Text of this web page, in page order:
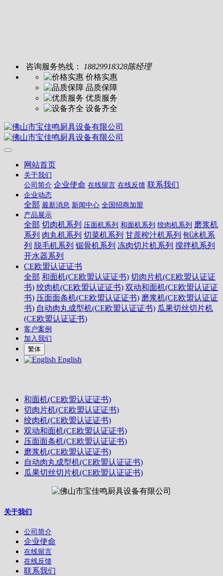
咨询服务热线：
18829918328陈经理
价格实惠
品质保障
优质服务
设备齐全
网站首页
关于我们
公司简介 企业使命 在线留言 在线反馈 联系我们
企业动态
全部 最新消息 新闻中心 全国招商加盟
产品展示
全部 切肉机系列 压面机系列 和面机系列 绞肉机系列 磨浆机
系列 肉丸机系列 切菜机系列 甘蔗榨汁机系列 刨冰机系
列 脱毛机系列 锯骨机系列 冻肉切片机系列 搅拌机系列
开水器系列
CE欧盟认证证书
全部 和面机(CE欧盟认证证书) 切肉片机(CE欧盟认证证
书) 绞肉机(CE欧盟认证证书) 双动和面机(CE欧盟认证证
书) 压面面条机(CE欧盟认证证书) 磨浆机(CE欧盟认证证
书) 自动肉丸成型机(CE欧盟认证证书) 瓜果切丝切片机
(CE欧盟认证证书)
客户案例
加入我们
繁体
English
和面机(CE欧盟认证证书)
切肉片机(CE欧盟认证证书)
绞肉机(CE欧盟认证证书)
双动和面机(CE欧盟认证证书)
压面面条机(CE欧盟认证证书)
磨浆机(CE欧盟认证证书)
自动肉丸成型机(CE欧盟认证证书)
瓜果切丝切片机(CE欧盟认证证书)
关于我们
公司简介
企业使命
在线留言
在线反馈
联系我们